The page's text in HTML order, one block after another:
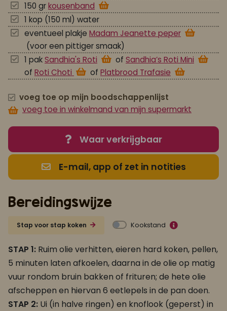
150 grkousenband
1 kop (150 ml) water
eventueel plakje Madam Jeanette peper
(voor een pittiger smaak)
1 pakSandhia's Roti of Sandhia’s Roti Mini
of Roti Choti of Platbrood Trafasie
voeg toe op mijn boodschappenlijst
voeg toe in winkelmand van mijn supermarkt
Waar verkrijgbaar
E-mail, app of zet in notities
Bereidingswijze
Stap voor stap koken Kookstand
STAP 1: Ruim olie verhitten, eieren hard koken, pellen,
5 minuten laten afkoelen, daarna in de olie op matig
vuur rondom bruin bakken of frituren; de hete olie
afscheppen en hiervan 6 eetlepels in de pan doen.
STAP 2: Ui (in halve ringen) en knoflook (geperst) in